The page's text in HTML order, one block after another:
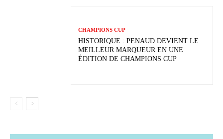
CHAMPIONS CUP
HISTORIQUE : PENAUD DEVIENT LE
MEILLEUR MARQUEUR EN UNE
ÉDITION DE CHAMPIONS CUP